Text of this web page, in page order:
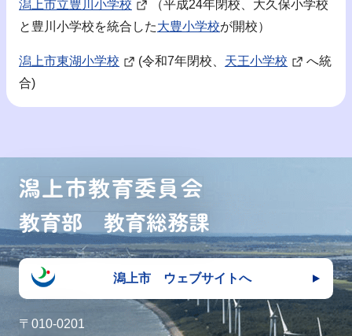
潟上市立豊川小学校
（平成24年閉校、大久保小学校
と豊川小学校を統合した大豊小学校が開校）
潟上市東湖小学校 (令和7年閉校、 天王小学校
へ統
合)
潟上市教育委員会
教育部 教育総務課
潟上市 ウェブサイトへ
〒010-0201